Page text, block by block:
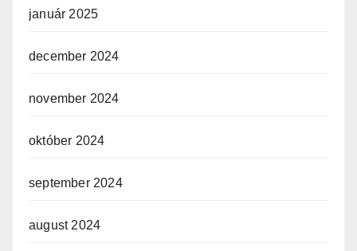
január 2025
december 2024
november 2024
október 2024
september 2024
august 2024